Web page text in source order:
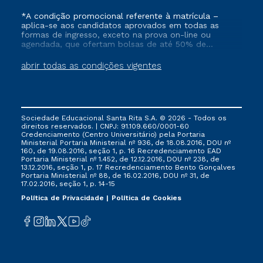
abrir todas as condições vigentes
*A condição promocional referente à matrícula –
aplica-se aos candidatos aprovados em todas as
formas de ingresso, exceto na prova on-line ou
agendada, que ofertam bolsas de até 50% de
que ainda não tenham efetivado e/ou não tenham
cancelado ou trancado sua matrícula em uma das
FIES, Prouni e outros programas governamentais, e
não se acumula com nenhuma outra campanha
ofertada pela Instituição.
Sociedade Educacional Santa Rita S.A. © 2026 - Todos os
direitos reservados. | CNPJ: 91.109.660/0001-60
Credenciamento (Centro Universitário) pela Portaria
Ministerial Portaria Ministerial nº 936, de 18.08.2016, DOU nº
160, de 19.08.2016, seção 1, p. 16 Recredenciamento EAD
Portaria Ministerial nº 1.452, de 12.12.2016, DOU nº 238, de
13.12.2016, seção 1, p. 17 Recredenciamento Bento Gonçalves
Portaria Ministerial nº 88, de 16.02.2016, DOU nº 31, de
17.02.2016, seção 1, p. 14-15
Política de Privacidade
Política de Cookies